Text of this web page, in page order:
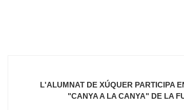
L'ALUMNAT DE XÚQUER PARTICIPA
"CANYA A LA CANYA" DE LA